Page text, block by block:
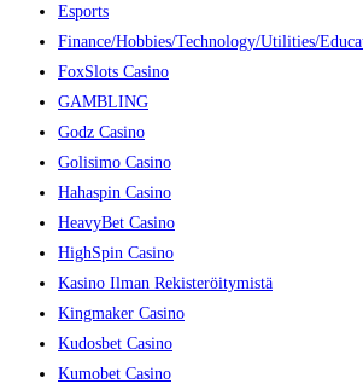
Esports
Finance/Hobbies/Technology/Utilities/
FoxSlots Casino
GAMBLING
Godz Casino
Golisimo Casino
Hahaspin Casino
HeavyBet Casino
HighSpin Casino
Kasino Ilman Rekisteröitymistä
Kingmaker Casino
Kudosbet Casino
Kumobet Casino